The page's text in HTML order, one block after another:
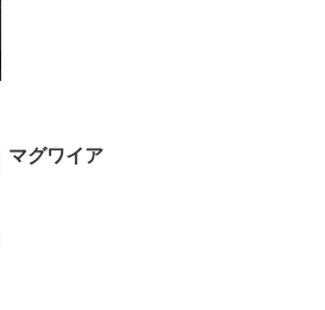
マグワイア